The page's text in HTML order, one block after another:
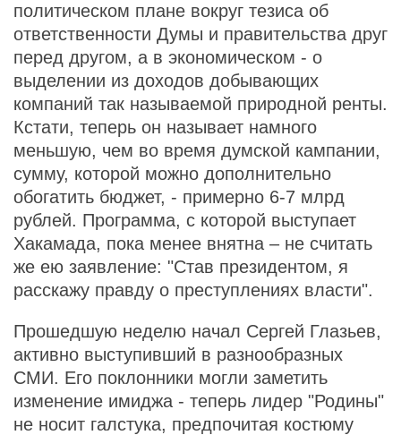
политическом плане вокруг тезиса об
ответственности Думы и правительства друг
перед другом, а в экономическом - о
выделении из доходов добывающих
компаний так называемой природной ренты.
Кстати, теперь он называет намного
меньшую, чем во время думской кампании,
сумму, которой можно дополнительно
обогатить бюджет, - примерно 6-7 млрд
рублей. Программа, с которой выступает
Хакамада, пока менее внятна – не считать
же ею заявление: "Став президентом, я
расскажу правду о преступлениях власти".
Прошедшую неделю начал Сергей Глазьев,
активно выступивший в разнообразных
СМИ. Его поклонники могли заметить
изменение имиджа - теперь лидер "Родины"
не носит галстука, предпочитая костюму